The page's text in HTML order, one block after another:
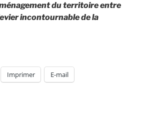
du territoire entre
incontournable de la
Imprimer E-mail